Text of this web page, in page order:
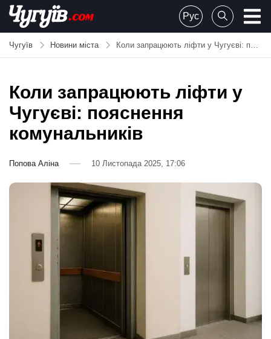
Skip
content
Chuguiv
Рус
Чугуїв Новини міста Коли запрацюють ліфти у Чугуєві: пояснення комунальників
Коли запрацюють ліфти у
Чугуєві: пояснення
комунальників
Попова Аліна 10 Листопада 2025, 17:06